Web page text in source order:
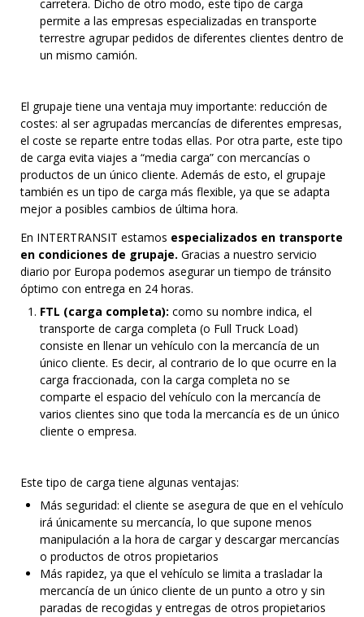
carretera. Dicho de otro modo, este tipo de carga
permite a las empresas especializadas en transporte
terrestre agrupar pedidos de diferentes clientes dentro de
un mismo camión.
El grupaje tiene una ventaja muy importante: reducción de
costes: al ser agrupadas mercancías de diferentes empresas,
el coste se reparte entre todas ellas. Por otra parte, este tipo
de carga evita viajes a “media carga” con mercancías o
productos de un único cliente. Además de esto, el grupaje
también es un tipo de carga más flexible, ya que se adapta
mejor a posibles cambios de última hora.
En INTERTRANSIT estamos especializados en transporte
en condiciones de grupaje. Gracias a nuestro servicio
diario por Europa podemos asegurar un tiempo de tránsito
óptimo con entrega en 24 horas.
FTL (carga completa): como su nombre indica, el
transporte de carga completa (o Full Truck Load)
consiste en llenar un vehículo con la mercancía de un
único cliente. Es decir, al contrario de lo que ocurre en la
carga fraccionada, con la carga completa no se
comparte el espacio del vehículo con la mercancía de
varios clientes sino que toda la mercancía es de un único
cliente o empresa.
Este tipo de carga tiene algunas ventajas:
Más seguridad: el cliente se asegura de que en el vehículo
irá únicamente su mercancía, lo que supone menos
manipulación a la hora de cargar y descargar mercancías
o productos de otros propietarios
Más rapidez, ya que el vehículo se limita a trasladar la
mercancía de un único cliente de un punto a otro y sin
paradas de recogidas y entregas de otros propietarios